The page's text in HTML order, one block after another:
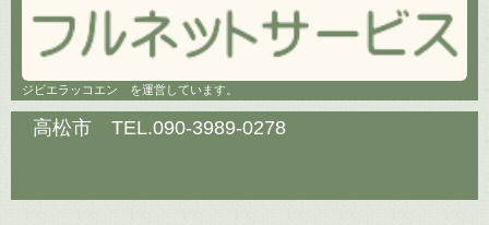
ジビエラッコエン を運営しています。
高松市 TEL.090-3989-0278